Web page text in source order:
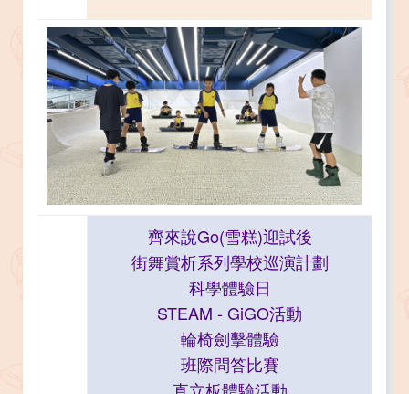
齊來說Go(雪糕)迎試後
街舞賞析系列學校巡演計劃​​​​​​​
科學體驗日​​​​​​​
STEAM - GiGO活動​​​​​​​
輪椅劍擊體驗​​​​​​​
班際問答比賽​​​​​​​
直立板體驗活動​​​​​​​